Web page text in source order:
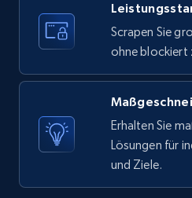
TikTok - Posts - Search
keyword or hashtag
URL, Post id, Description,
count, Share count, Collect
count, and more.
Scrapen Sie
ohne blockiert
Erhalten Sie
Lösungen für
und Ziele.